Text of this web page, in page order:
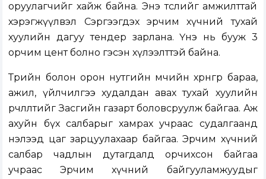
оруулагчийг хайж байна. Энэ төслийг амжилттай
хэрэгжүүлвэл Сэргээгдэх эрчим хүчний тухай
хуулийн дагуу тендер зарлана. Үнэ нь бууж 3
орчим цент болно гэсэн хүлээлттэй байна.
Төрийн болон орон нутгийн өмчийн хөрөнгөөр бараа,
ажил, үйлчилгээ худалдан авах тухай хуулийн
өөрчлөлтийг Засгийн газарт боловсруулж байгаа. Аж
ахуйн бүх салбарыг хамрах учраас судалгаанд
нэлээд цаг зарцуулахаар байгаа. Эрчим хүчний
салбар чадлын дутагдалд орчихсон байгаа
учраас Эрчим хүчний байгууламжуудыг